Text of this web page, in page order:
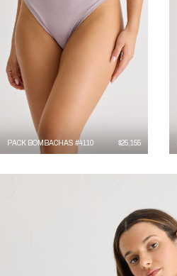
PACK BOMBACHAS #4110 $25,155